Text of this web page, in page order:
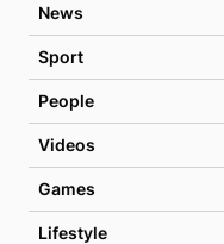
News
Sport
People
Videos
Games
Lifestyle